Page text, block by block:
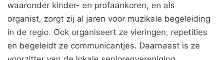
waaronder kinder- en profaankoren, en als
organist, zorgt zij al jaren voor muzikale begeleiding
in de regio. Ook organiseert ze vieringen, repetities
en begeleidt ze communicantjes. Daarnaast is ze